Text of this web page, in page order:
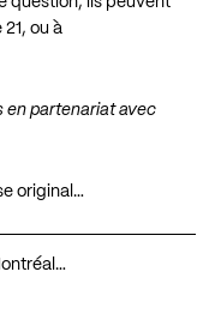
ou à
en partenariat avec
original…